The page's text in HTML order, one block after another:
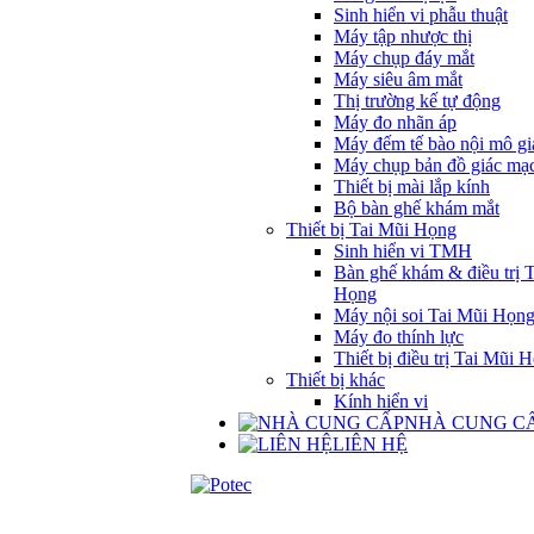
Sinh hiển vi phẫu thuật
Máy tập nhược thị
Máy chụp đáy mắt
Máy siêu âm mắt
Thị trường kế tự động
Máy đo nhãn áp
Máy đếm tế bào nội mô
Máy chụp bản đồ giác
Thiết bị mài lắp kính
Bộ bàn ghế khám mắt
Thiết bị Tai Mũi Họng
Sinh hiển vi TMH
Bàn ghế khám & điều trị
Họng
Máy nội soi Tai Mũi Họng
Máy đo thính lực
Thiết bị điều trị Tai Mũi
Thiết bị khác
Kính hiển vi
NHÀ CUNG
LIÊN HỆ